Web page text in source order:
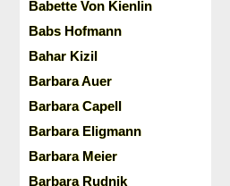
Babette Von Kienlin
Babs Hofmann
Bahar Kizil
Barbara Auer
Barbara Capell
Barbara Eligmann
Barbara Meier
Barbara Rudnik